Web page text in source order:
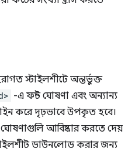
স্টাইলশীটে অন্তর্ভুক্ত
-এ ফন্ট ঘোষণা এবং অন্যান্য
করে দৃঢ়ভাবে উপকৃত হবে।
ঘোষণাগুলি আবিষ্কার করতে দেয়
ডাউনলোড করার জন্য